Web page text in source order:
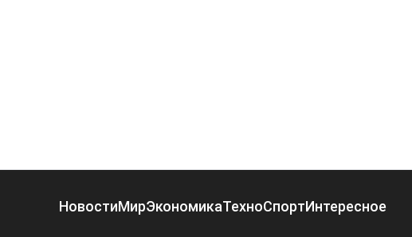
НовостиМирЭкономикаТехноСпортИнтересное